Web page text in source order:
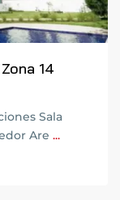
14
Sala
Are ...